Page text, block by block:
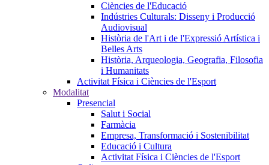
Ciències de l'Educació
Indústries Culturals: Disseny i Producció
Audiovisual
Història de l'Art i de l'Expressió Artística i
Belles Arts
Història, Arqueologia, Geografia, Filosofia
i Humanitats
Activitat Física i Ciències de l'Esport
Modalitat
Presencial
Salut i Social
Farmàcia
Empresa, Transformació i Sostenibilitat
Educació i Cultura
Activitat Física i Ciències de l'Esport